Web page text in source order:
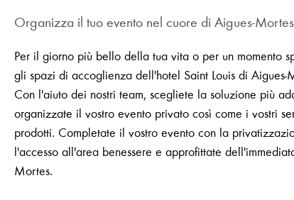
Organizza il tuo evento nel cuore di Aigues-Mortes
Per il giorno più bello della tua vita o per un momento
gli spazi di accoglienza dell'hotel Saint Louis di Aigues-
Con l'aiuto dei nostri team, scegliete la soluzione più
organizzate il vostro evento privato così come i vostri
prodotti. Completate il vostro evento con la
l'accesso all'area benessere e approfittate
Mortes.